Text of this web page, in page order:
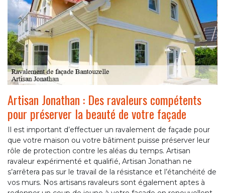
Artisan Jonathan : Des ravaleurs compétents
pour préserver la beauté de votre façade
Il est important d’effectuer un ravalement de façade pour
que votre maison ou votre bâtiment puisse préserver leur
rôle de protection contre les aléas du temps. Artisan
ravaleur expérimenté et qualifié, Artisan Jonathan ne
s’arrêtera pas sur le travail de la résistance et l’étanchéité de
vos murs. Nos artisans ravaleurs sont également aptes à